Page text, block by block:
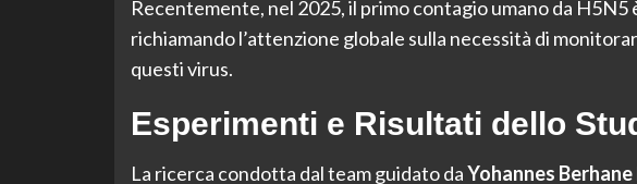
Recentemente, nel 2025, il primo contagio umano da
richiamando l’attenzione globale sulla necessità di
questi virus.
Esperimenti e Risultati dello
La ricerca condotta dal team guidato daYohannes Berhane